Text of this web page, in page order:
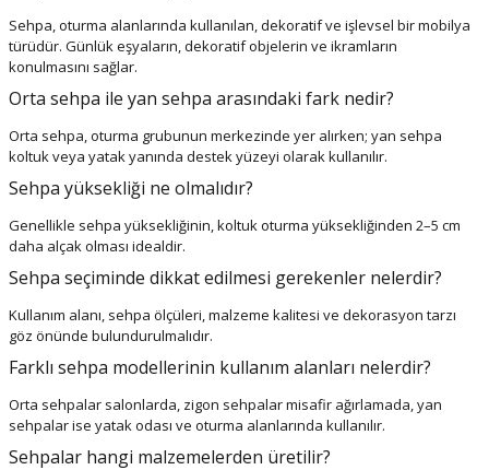
Sehpa, oturma alanlarında kullanılan, dekoratif ve işlevsel bir mobilya
türüdür. Günlük eşyaların, dekoratif objelerin ve ikramların
konulmasını sağlar.
Orta sehpa ile yan sehpa arasındaki fark nedir?
Orta sehpa, oturma grubunun merkezinde yer alırken; yan sehpa
koltuk veya yatak yanında destek yüzeyi olarak kullanılır.
Sehpa yüksekliği ne olmalıdır?
Genellikle sehpa yüksekliğinin, koltuk oturma yüksekliğinden 2–5 cm
daha alçak olması idealdir.
Sehpa seçiminde dikkat edilmesi gerekenler nelerdir?
Kullanım alanı, sehpa ölçüleri, malzeme kalitesi ve dekorasyon tarzı
göz önünde bulundurulmalıdır.
Farklı sehpa modellerinin kullanım alanları nelerdir?
Orta sehpalar salonlarda, zigon sehpalar misafir ağırlamada, yan
sehpalar ise yatak odası ve oturma alanlarında kullanılır.
Sehpalar hangi malzemelerden üretilir?